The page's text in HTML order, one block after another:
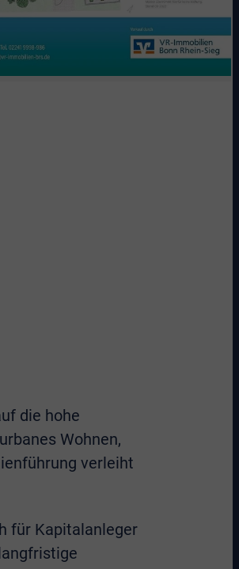
die hohe
Wohnen,
verleiht
für Kapitalanleger